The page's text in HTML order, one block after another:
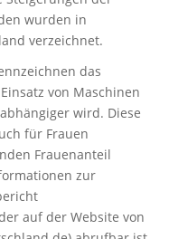
wurden in
verzeichnet.
das
von Maschinen
wird. Diese
für Frauen
Frauenanteil
zur
auf der Website von